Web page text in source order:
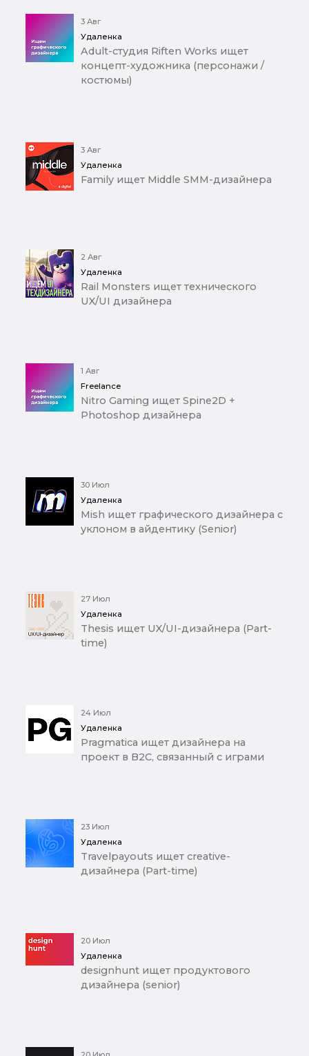
3 Авг
Удаленка
Adult-студия Riften Works ищет
концепт-художника (персонажи /
костюмы)
3 Авг
Удаленка
Family ищет Middle SMM-дизайнера
2 Авг
Удаленка
Rail Monsters ищет технического
UX/UI дизайнера
1 Авг
Freelance
Nitro Gaming ищет Spine2D +
Photoshop дизайнера
30 Июл
Удаленка
Mish ищет графического дизайнера с
уклоном в айдентику (Senior)
27 Июл
Удаленка
Thesis ищет UX/UI-дизайнера (Part-
time)
24 Июл
Удаленка
Pragmatica ищет дизайнера на
проект в B2C, связанный с играми
23 Июл
Удаленка
Travelpayouts ищет creative-
дизайнера (Part-time)
20 Июл
Удаленка
designhunt ищет продуктового
дизайнера (senior)